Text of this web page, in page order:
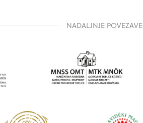
NADALJNJE POVEZAVE